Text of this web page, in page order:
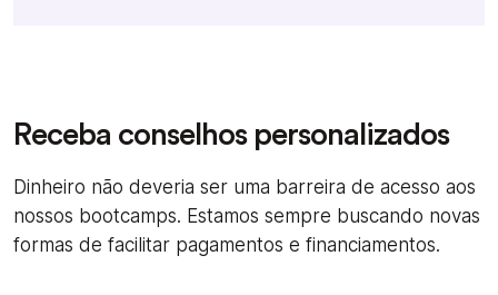
Receba conselhos personalizados
Dinheiro não deveria ser uma barreira de acesso aos
nossos bootcamps. Estamos sempre buscando novas
formas de facilitar pagamentos e financiamentos.